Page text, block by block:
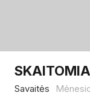
Savaitės